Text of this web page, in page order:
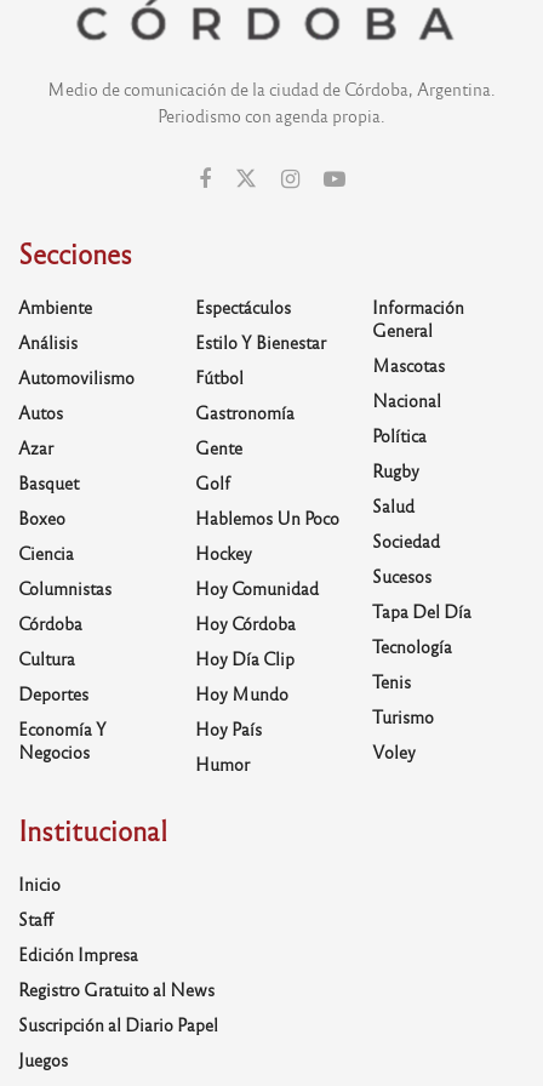
Medio de comunicación de la ciudad de Córdoba, Argentina.
Periodismo con agenda propia.
Secciones
Ambiente
Análisis
Automovilismo
Autos
Azar
Basquet
Boxeo
Ciencia
Columnistas
Córdoba
Cultura
Deportes
Economía Y
Negocios
Espectáculos
Estilo Y Bienestar
Fútbol
Gastronomía
Gente
Golf
Hablemos Un Poco
Hockey
Hoy Comunidad
Hoy Córdoba
Hoy Día Clip
Hoy Mundo
Hoy País
Humor
Información
General
Mascotas
Nacional
Política
Rugby
Salud
Sociedad
Sucesos
Tapa Del Día
Tecnología
Tenis
Turismo
Voley
Institucional
Inicio
Staff
Edición Impresa
Registro Gratuito al News
Suscripción al Diario Papel
Juegos